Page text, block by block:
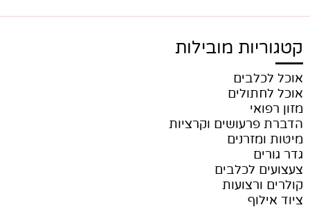
קטגוריות מובילות
אוכל לכלבים
אוכל לחתולים
מזון רפואי
הדברת פרעושים וקרציות
מיטות ומזרנים
גדר גורים
צעצועים לכלבים
קולרים ורצועות
ציוד אילוף